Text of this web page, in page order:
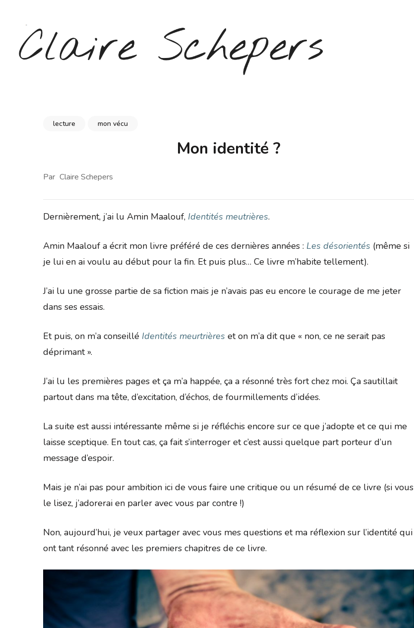
contenu
(Pressez
lecture mon vécu
Mon identité ?
Par Claire Schepers
Dernièrement, j’ai lu Amin Maalouf, Identités meutrières.
Amin Maalouf a écrit mon livre préféré de ces dernières années : Les désorientés (même si
je lui en ai voulu au début pour la fin. Et puis plus… Ce livre m’habite tellement).
J’ai lu une grosse partie de sa fiction mais je n’avais pas eu encore le courage de me jeter
dans ses essais.
Et puis, on m’a conseillé Identités meurtrières et on m’a dit que « non, ce ne serait pas
déprimant ».
J’ai lu les premières pages et ça m’a happée, ça a résonné très fort chez moi. Ça sautillait
partout dans ma tête, d’excitation, d’échos, de fourmillements d’idées.
La suite est aussi intéressante même si je réfléchis encore sur ce que j’adopte et ce qui me
laisse sceptique. En tout cas, ça fait s’interroger et c’est aussi quelque part porteur d’un
message d’espoir.
Mais je n’ai pas pour ambition ici de vous faire une critique ou un résumé de ce livre (si vous
le lisez, j’adorerai en parler avec vous par contre !)
Non, aujourd’hui, je veux partager avec vous mes questions et ma réflexion sur l’identité qui
ont tant résonné avec les premiers chapitres de ce livre.